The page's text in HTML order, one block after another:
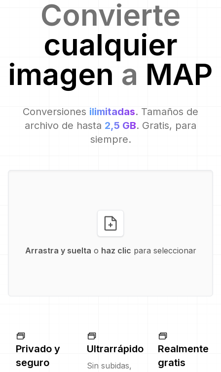
Convierte
cualquier
imagen a MAP
Conversiones ilimitadas. Tamaños de
archivo de hasta 2,5 GB. Gratis, para
siempre.
Arrastra y suelta o haz clic para seleccionar
Privado y
seguro
Ultrarrápido
Sin subidas,
Realmente
gratis